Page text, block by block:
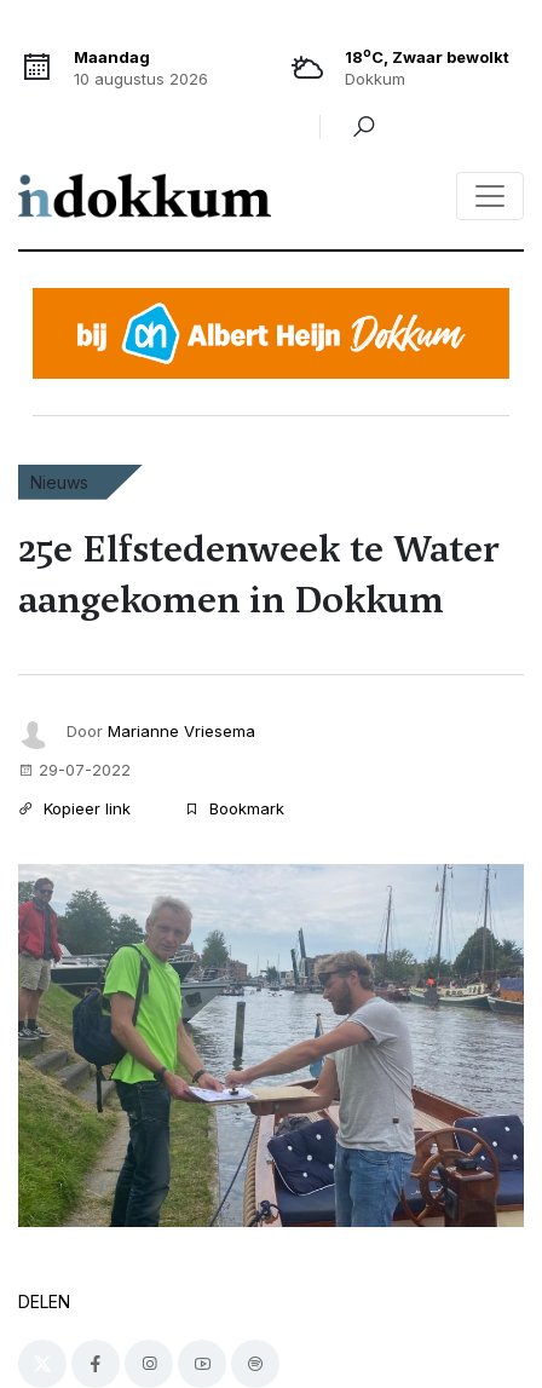
Maandag
10 augustus 2026
18oC, Zwaar bewolkt
Dokkum
Nieuws
25e Elfstedenweek te Water
aangekomen in Dokkum
Door Marianne Vriesema
29-07-2022
Kopieer link
Bookmark
DELEN